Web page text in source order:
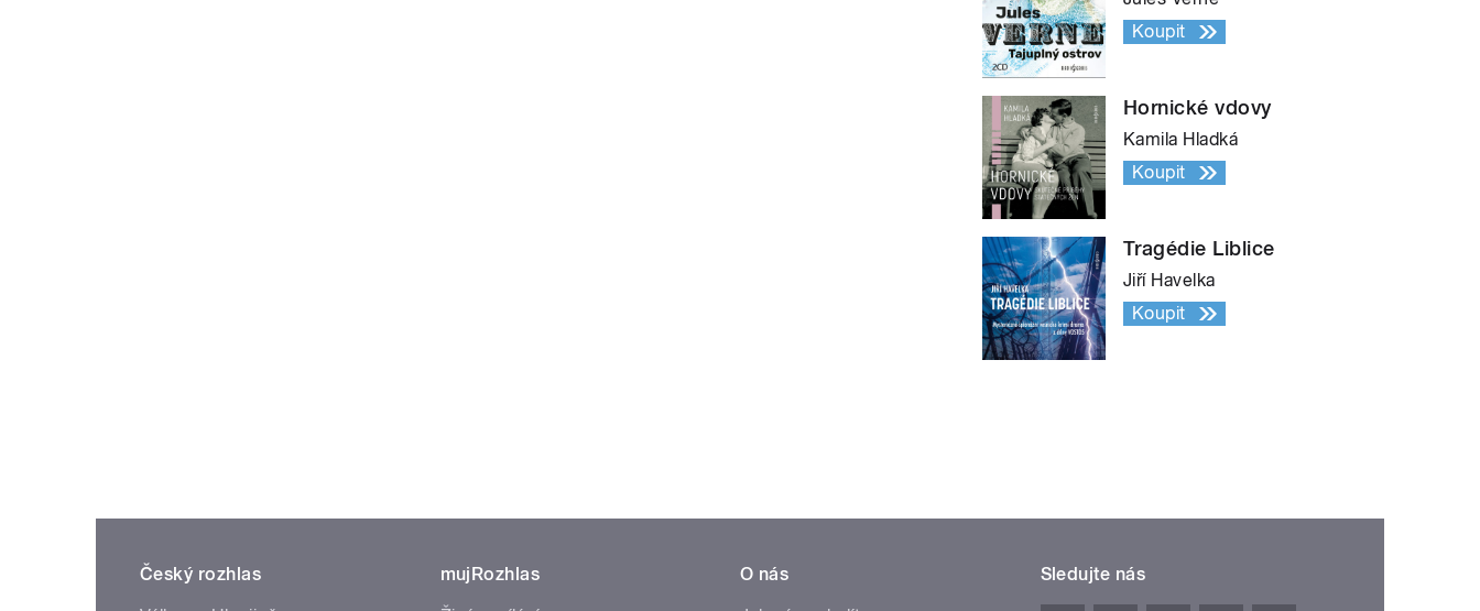
Koupit
Hornické vdovy
Kamila Hladká
Koupit
Tragédie Liblice
Jiří Havelka
Koupit
Český rozhlas
mujRozhlas
O nás
Sledujte nás